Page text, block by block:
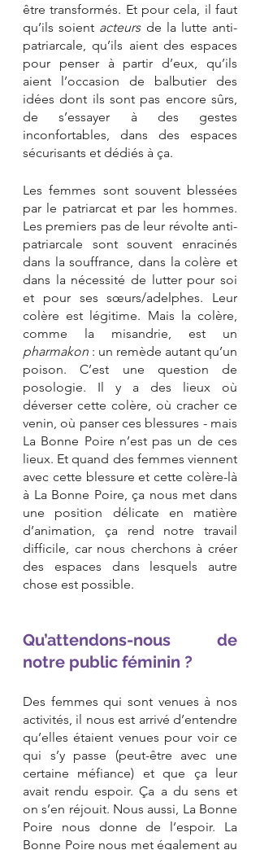
être transformés. Et pour cela, il faut
qu’ils soient acteurs de la lutte anti-
patriarcale, qu’ils aient des espaces
pour penser à partir d’eux, qu’ils
aient l’occasion de balbutier des
idées dont ils sont pas encore sûrs,
de s’essayer à des gestes
inconfortables, dans des espaces
sécurisants et dédiés à ça.
Les femmes sont souvent blessées
par le patriarcat et par les hommes.
Les premiers pas de leur révolte anti-
patriarcale sont souvent enracinés
dans la souffrance, dans la colère et
dans la nécessité de lutter pour soi
et pour ses sœurs/adelphes. Leur
colère est légitime. Mais la colère,
pharmakon : un remède autant qu’un
poison. C’est une question de
posologie. Il y a des lieux où
déverser cette colère, où cracher ce
venin, où panser ces blessures - mais
La Bonne Poire n’est pas un de ces
lieux. Et quand des femmes viennent
avec cette blessure et cette colère-là
à La Bonne Poire, ça nous met dans
une position délicate en matière
d’animation, ça rend notre travail
difficile, car nous cherchons à créer
des espaces dans lesquels autre
chose est possible.
Qu’attendons-nous de
notre public féminin ?
Des femmes qui sont venues à nos
activités, il nous est arrivé d’entendre
qu’elles étaient venues pour voir ce
qui s’y passe (peut-être avec une
certaine méfiance) et que ça leur
avait rendu espoir. Ça a du sens et
on s’en réjouit. Nous aussi, La Bonne
Poire nous donne de l’espoir. La
Bonne Poire nous met également au